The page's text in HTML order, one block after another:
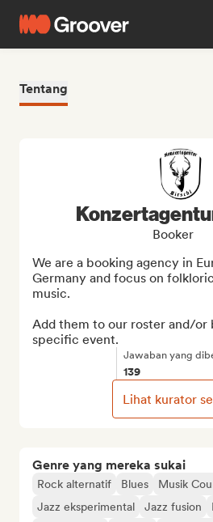
Tentang
Genre yang mereka sukai
Rock alternatif Blues
Musik
Jazz eksperimental
Jazz fusion
Booker
We are a booking agency in
Germany and focus on
music.
Add them to our roster and/or
specific event.
Jawaban yang
139
Lihat kurator